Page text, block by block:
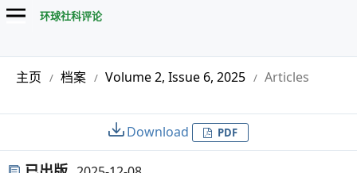
环球社科评论
主页 / 档案 / Volume 2, Issue 6, 2025 / Articles
Download PDF